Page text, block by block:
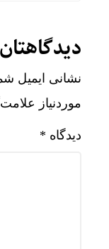
نشانی ایمیل
موردنیاز
دیدگاه *